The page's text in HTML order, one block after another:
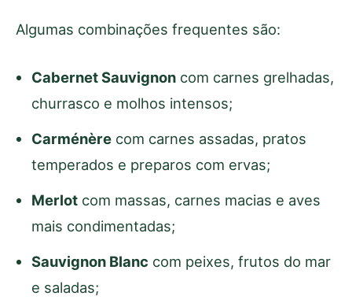
Algumas combinações frequentes são:
Cabernet Sauvignon com carnes grelhadas,
churrasco e molhos intensos;
Carménère com carnes assadas, pratos
temperados e preparos com ervas;
Merlot com massas, carnes macias e aves
mais condimentadas;
Sauvignon Blanc com peixes, frutos do mar
e saladas;